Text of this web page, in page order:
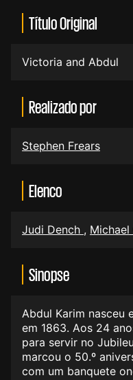
Título Original
Victoria and Abdul
Realizado por
Stephen Frears
Elenco
Judi Dench , Michael
Sinopse
Abdul Karim nasceu
em 1863. Aos 24
para servir no
marcou o 50.º
com um banquete